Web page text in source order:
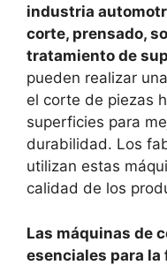
industria
corte, prensado,
tratamiento de
pueden realizar
el corte de piezas
superficies para
durabilidad. Los
utilizan estas
calidad de los
Las máquinas de
esenciales para